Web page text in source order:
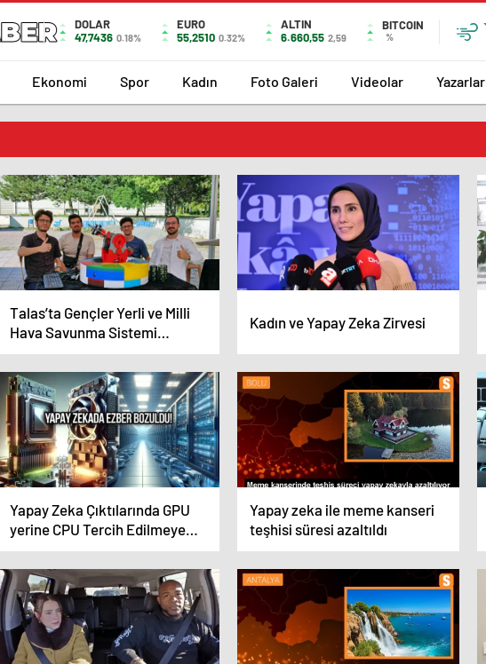
DOLAR
47,7436 0.18%
EURO
55,2510 0.32%
ALTIN
6.660,55 2,59
BITCOIN
%
Ekonomi Spor Kadın Foto Galeri Videolar Yazarlar
Talas’ta Gençler Yerli ve Milli
Hava Savunma Sistemi
Üzerinde Çalışıyor
Kadın ve Yapay Zeka Zirvesi
Yapay Zeka Çıktılarında GPU
yerine CPU Tercih Edilmeye
Başlandı
Yapay zeka ile meme kanseri
teşhisi süresi azaltıldı